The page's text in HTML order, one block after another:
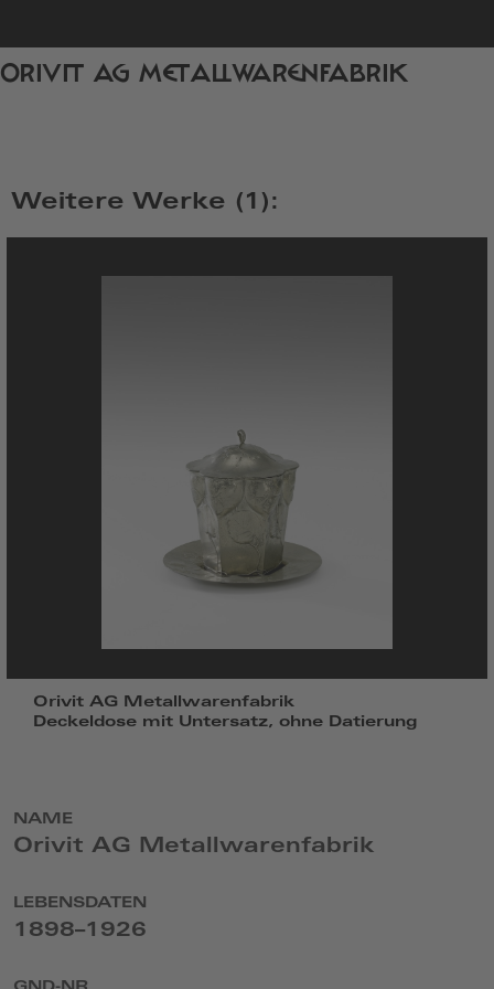
Startseite
ORIVIT AG METALLWARENFABRIK
Weitere Werke (1):
Orivit AG Metallwarenfabrik
Deckeldose mit Untersatz, ohne Datierung
NAME
Orivit AG Metallwarenfabrik
LEBENSDATEN
1898–1926